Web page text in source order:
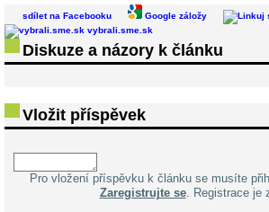
sdílet na Facebooku Google záložy
vybrali.sme.sk
Diskuze a názory k článku
Vložit příspěvek
Pro vložení příspěvku k článku se musíte
Zaregistrujte se. Registrace je